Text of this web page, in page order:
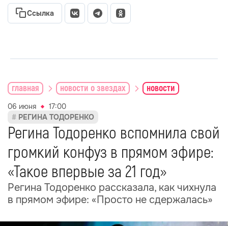
Ссылка
главная новости о звездах новости
06 июня
17:00
РЕГИНА ТОДОРЕНКО
Регина Тодоренко вспомнила свой
громкий конфуз в прямом эфире:
«Такое впервые за 21 год»
Регина Тодоренко рассказала, как чихнула
в прямом эфире: «Просто не сдержалась»